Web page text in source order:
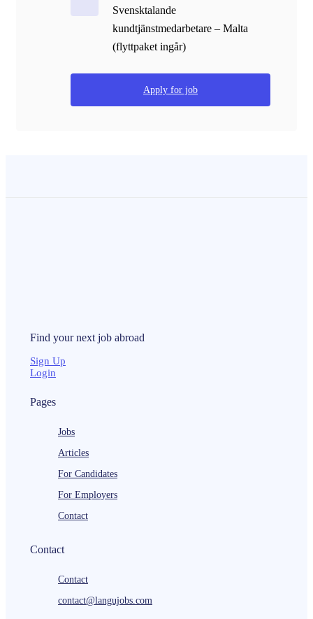
Svensktalande
kundtjänstmedarbetare – Malta
(flyttpaket ingår)
Apply for job
Find your next job abroad
Sign Up
Login
Pages
Jobs
Articles
For Candidates
For Employers
Contact
Contact
Contact
contact@langujobs.com